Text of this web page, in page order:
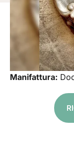
Manifattura: